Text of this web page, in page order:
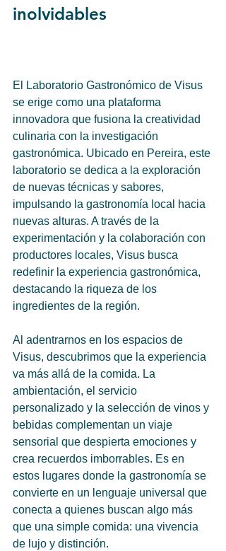
inolvidables
El Laboratorio Gastronómico de Visus
se erige como una plataforma
innovadora que fusiona la creatividad
culinaria con la investigación
gastronómica. Ubicado en Pereira, este
laboratorio se dedica a la exploración
de nuevas técnicas y sabores,
impulsando la gastronomía local hacia
nuevas alturas. A través de la
experimentación y la colaboración con
productores locales, Visus busca
redefinir la experiencia gastronómica,
destacando la riqueza de los
ingredientes de la región.
Al adentrarnos en los espacios de
Visus, descubrimos que la experiencia
va más allá de la comida. La
ambientación, el servicio
personalizado y la selección de vinos y
bebidas complementan un viaje
sensorial que despierta emociones y
crea recuerdos imborrables. Es en
estos lugares donde la gastronomía se
convierte en un lenguaje universal que
conecta a quienes buscan algo más
que una simple comida: una vivencia
de lujo y distinción.